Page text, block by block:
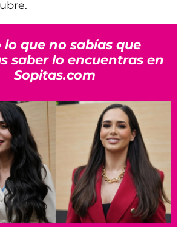
lo que no sabías que
saber lo encuentras en
Sopitas.com